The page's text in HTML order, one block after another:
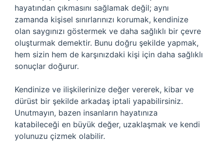
hayatından çıkmasını sağlamak değil; aynı
zamanda kişisel sınırlarınızı korumak, kendinize
olan saygınızı göstermek ve daha sağlıklı bir çevre
oluşturmak demektir. Bunu doğru şekilde yapmak,
hem sizin hem de karşınızdaki kişi için daha sağlıklı
sonuçlar doğurur.
Kendinize ve ilişkilerinize değer vererek, kibar ve
dürüst bir şekilde arkadaş iptali yapabilirsiniz.
Unutmayın, bazen insanların hayatınıza
katabileceği en büyük değer, uzaklaşmak ve kendi
yolunuzu çizmek olabilir.